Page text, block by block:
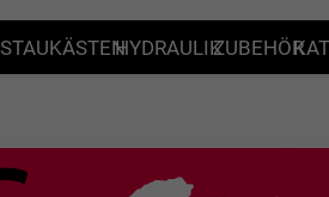
STAUKÄSTENHYDRAULIKZUBEHÖR